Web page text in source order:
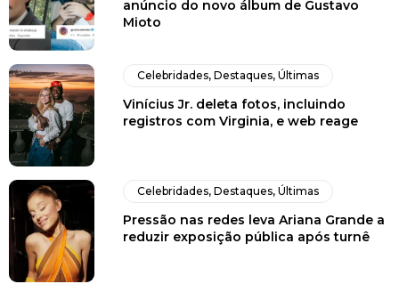
anúncio do novo álbum de Gustavo
Mioto
Celebridades,Destaques,Últimas
Vinícius Jr. deleta fotos, incluindo
registros com Virginia, e web reage
Celebridades,Destaques,Últimas
Pressão nas redes leva Ariana Grande a
reduzir exposição pública após turnê